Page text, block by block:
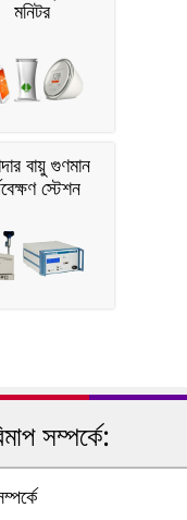
মনিটর
বায়ু গুণমান
স্টেশন
সম্পর্কে: